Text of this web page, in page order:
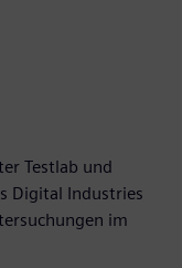
Testlab und
Digital Industries
im